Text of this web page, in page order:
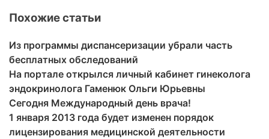
Похожие статьи
Из программы диспансеризации убрали часть
бесплатных обследований
На портале открылся личный кабинет гинеколога
эндокринолога Гаменюк Ольги Юрьевны
Сегодня Международный день врача!
1 января 2013 года будет изменен порядок
лицензирования медицинской деятельности